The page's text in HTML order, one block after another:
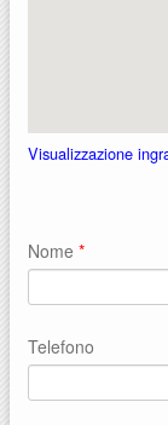
Visualizzazione
Nome *
Telefono